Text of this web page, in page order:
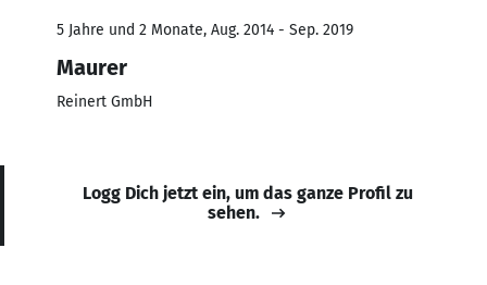
5 Jahre und 2 Monate, Aug. 2014 - Sep. 2019
Maurer
Reinert GmbH
Logg Dich jetzt ein, um das ganze Profil zu
sehen.